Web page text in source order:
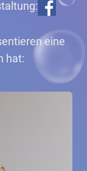
eine
hat: